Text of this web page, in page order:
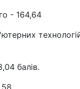
- 164,64
балів.